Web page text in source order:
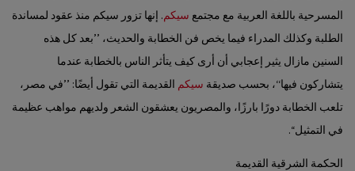
المسرحية باللغة العربية مع مجتمع سيكم. إنها تزور سيكم منذ عقود لمساندة
الطلبة وكذلك المدراء فيما يخص فن الخطابة والحديث، ’’بعد كل هذه
السنين مازال يثير إعجابي أن أرى كيف يتأثر الناس بالخطابة عندما
يتشاركون فيها‘‘، بحسب صديقة سيكم القديمة التي تقول أيضًا: ’’في مصر،
تلعب الخطابة دورًا بارزًا، والمصريون يعشقون الشعر ولديهم مواهب عظيمة
في التمثيل‘‘.
الحكمة الشرقية القديمة